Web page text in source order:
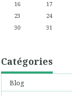
16
17
23
24
30
31
Catégories
Blog